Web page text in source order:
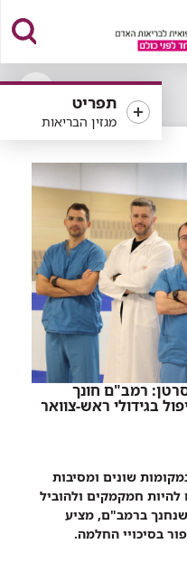
תפריט
מגזין הבריאות
של
רכיב
רמב"ם חונך
בגידולי ראש-צוואר
שונים ומסיבות
להיות חמקמקים ולהוביל
ברמב"ם, מציע
בסיכויי החלמה.